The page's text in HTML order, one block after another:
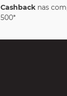
Cashbacknas
500*